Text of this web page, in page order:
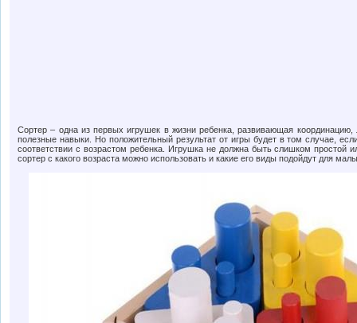
Сортер – одна из первых игрушек в жизни ребенка, развивающая координацию,
полезные навыки. Но положительный результат от игры будет в том случае,
соответствии с возрастом ребенка. Игрушка не должна быть слишком простой
сортер с какого возраста можно использовать и какие его виды подойдут для